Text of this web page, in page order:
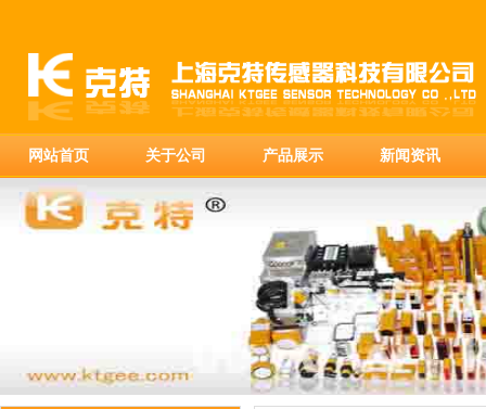
网站首页 关于公司 产品展示 新闻资讯